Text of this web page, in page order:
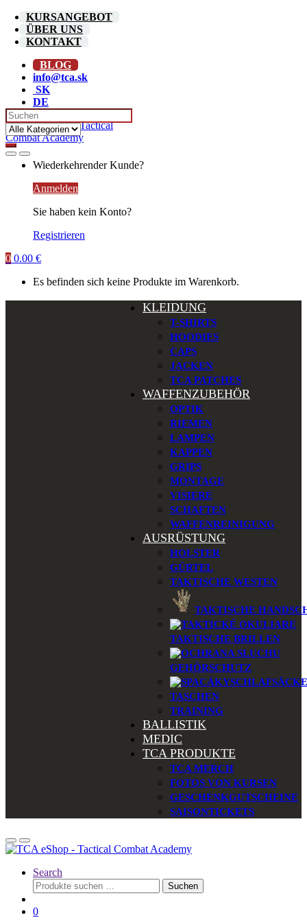
Skip
navigation
Skip
content
KURSANGEBOT
ÜBER UNS
KONTAKT
BLOG
info@tca.sk
SK
DE
Search
for:
Wiederkehrender Kunde?
Anmelden
Sie haben kein Konto?
Registrieren
0 0.00 €
Es befinden sich keine Produkte im Warenkorb.
KLEIDUNG
T-SHIRTS
HOODIES
CAPS
JACKEN
TCA PATCHES
WAFFENZUBEHÖR
OPTIK
RIEMEN
LAMPEN
KAPPEN
GRIPS
MONTAGE
VISIERE
SCHAFTEN
WAFFENREINIGUNG
AUSRÜSTUNG
HOLSTER
GÜRTEL
TAKTISCHE WESTEN
TAKTISCHE
TAKTISCHE BRILLEN
GEHÖRSCHUTZ
SCHLAFSÄCKE
TASCHEN
TRAINING
BALLISTIK
MEDIC
TCA PRODUKTE
TCA MERCH
FOTOS VON KURSEN
GESCHENKGUTSCHEINE
SAISONTICKETS
Search
Suchen
nach:
Suchen
0